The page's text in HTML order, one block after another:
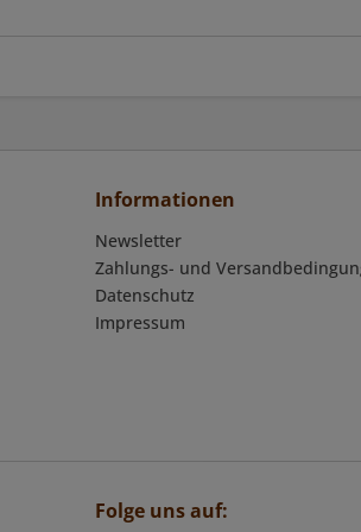
Informationen
Newsletter
Zahlungs- und
Datenschutz
Impressum
Folge uns auf: